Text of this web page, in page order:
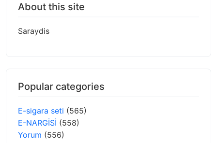
About this site
Saraydis
Popular categories
E-sigara seti (565)
E-NARGİSİ (558)
Yorum (556)